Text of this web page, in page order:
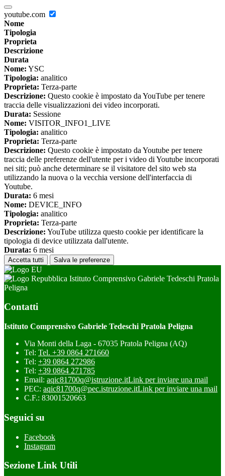
youtube.com
Nome
Tipologia
Proprieta
Descrizione
Durata
Nome: YSC
Tipologia: analitico
Proprieta: Terza-parte
Descrizione: Questo cookie è impostato da YouTube per tenere
traccia delle visualizzazioni dei video incorporati.
Durata: Sessione
Nome: VISITOR_INFO1_LIVE
Tipologia: analitico
Proprieta: Terza-parte
Descrizione: Questo cookie è impostato da Youtube per tenere
traccia delle preferenze dell'utente per i video di Youtube incorporati
nei siti; può anche determinare se il visitatore del sito web sta
utilizzando la nuova o la vecchia versione dell'interfaccia di
Youtube.
Durata: 6 mesi
Nome: DEVICE_INFO
Tipologia: analitico
Proprieta: Terza-parte
Descrizione: YouTube utilizza questo cookie per identificare la
tipologia di device utilizzata dall'utente.
Durata: 6 mesi
Accetta tutti Salva le preferenze
Istituto Comprensivo Gabriele Tedeschi Pratola
Peligna
Contatti
Istituto Comprensivo Gabriele Tedeschi Pratola Peligna
Via Monti della Laga - 67035 Pratola Peligna (AQ)
Tel: Tel. +39 0864 271660
Tel: +39 0864 272986
Tel: +39 0864 271785
Email: aqic81700q@istruzione.itLink per inviare una mail
PEC: aqic81700q@pec.istruzione.itLink per inviare una mail
C.F.: 83001520663
Seguici su
Facebook
Instagram
Sezione Link Utili